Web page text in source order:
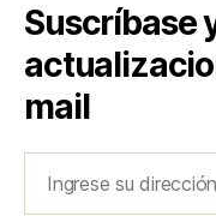
Suscríbase
mail